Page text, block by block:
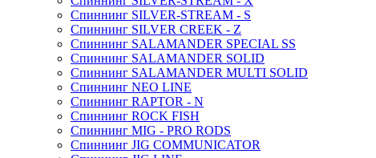
Спиннинг SILVER-STREAM - S
Спиннинг SILVER CREEK - Z
Спиннинг SALAMANDER SPECIAL SS
Спиннинг SALAMANDER SOLID
Спиннинг SALAMANDER MULTI SOLID
Спиннинг NEO LINE
Спиннинг RAPTOR - N
Спиннинг ROCK FISH
Спиннинг MIG - PRO RODS
Спиннинг JIG COMMUNICATOR